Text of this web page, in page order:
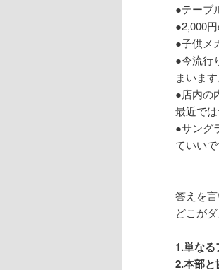
●テーブ
●2,000
●子供メ
●今流行
まいます
●店内の
最近で
●サング
ていいで
答えを
どこが
1.単な
2.本部